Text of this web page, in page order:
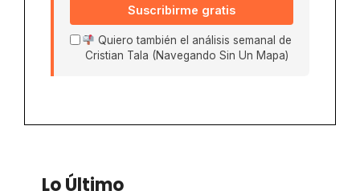
Suscribirme gratis
Quiero también el análisis semanal de
Cristian Tala (Navegando Sin Un Mapa)
Lo Último